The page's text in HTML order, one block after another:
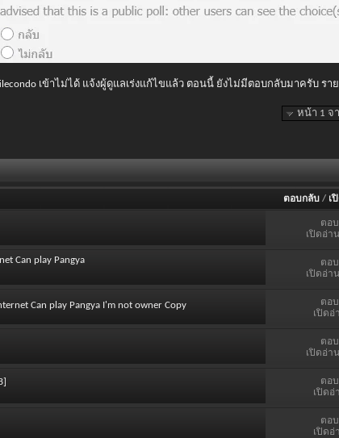
เข้าไม่ได้ แจ้งผู้ดูแลเร่งแก้ไขแล้ว ตอนนี้ ยังไม่มีตอบกลับมาครับ รา
หน้า 1 จ
ตอบกลับ / เ
ตอ
เปิดอ่า
Can play Pangya ตอ
เปิดอ่า
Can play Pangya I'm not owner Copy ตอ
เปิดอ่
ตอ
เปิดอ่า
ตอ
เปิดอ่
ตอ
เปิดอ่